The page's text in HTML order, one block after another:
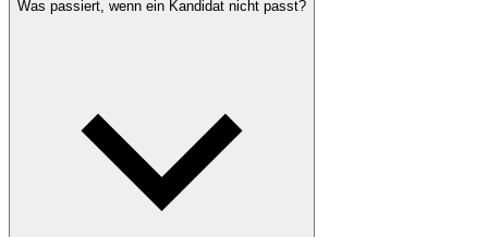
Was passiert, wenn ein Kandidat nicht passt?